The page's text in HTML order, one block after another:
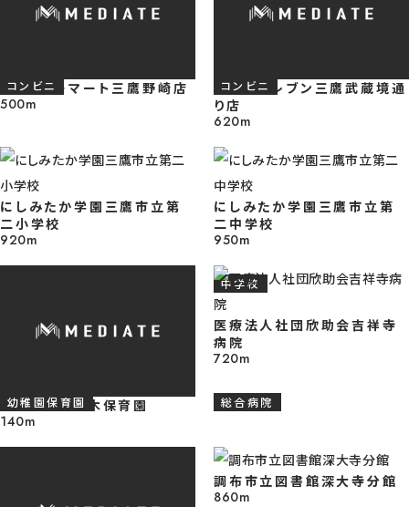
スーパー スーパー
コンビニ
ファミリーマート三鷹野崎店
500m
コンビニ
セブンイレブン三鷹武蔵境通
り店
620m
にしみたか学園三鷹市立第
二小学校
920m
中学校
にしみたか学園三鷹市立第
二中学校
950m
幼稚園保育園
三鷹ちしろの木保育園
140m
総合病院
医療法人社団欣助会吉祥寺
病院
720m
調布市立図書館深大寺分館
860m
気にふれやすい、ほどよいゆとりを感じやすい環境です◎ ※2026年6月6
影
【土地写真】 三鷹市は「緑と水の公園都市」としての魅力も感じやすく、便
だけに寄りすぎない、穏やかで心地よい暮らしを描きやすい環境です♪
※2026年6月6日撮影
【前面道路】 行き止まりに位置することで、通り抜けの人や車の往来が限ら
すく、住まいまわりにも落ち着いた空気感が広がりやすいところが魅力です
※2026年6月6日撮影
【土地写真】 通過交通が生まれにくい行き止まりのポジションは、住まいの
も静けさとゆとりを感じやすく、毎日の暮らしを心地よく整えやすいところ
長です♪ ※2026年6月6日撮影